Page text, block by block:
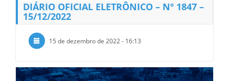
DIÁRIO OFICIAL ELETRÔNICO – Nº 1847 –
15/12/2022
15 de dezembro de 2022 - 16:13